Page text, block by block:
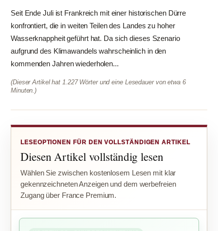
Seit Ende Juli ist Frankreich mit einer historischen Dürre
konfrontiert, die in weiten Teilen des Landes zu hoher
Wasserknappheit geführt hat. Da sich dieses Szenario
aufgrund des Klimawandels wahrscheinlich in den
kommenden Jahren wiederholen...
(Dieser Artikel hat 1.227 Wörter und eine Lesedauer von etwa 6
Minuten.)
LESEOPTIONEN FÜR DEN VOLLSTÄNDIGEN ARTIKEL
Diesen Artikel vollständig lesen
Wählen Sie zwischen kostenlosem Lesen mit klar
gekennzeichneten Anzeigen und dem werbefreien
Zugang über France Premium.